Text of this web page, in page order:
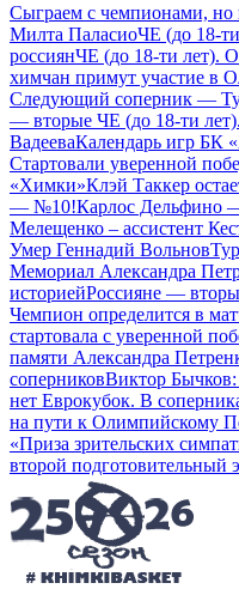
Сыграем с чемпионами, но
Милта ПаласиоЧЕ (до 18-
россиянЧЕ (до 18-ти лет).
химчан примут участие в
Следующий соперник —
— вторые ЧЕ (до 18-ти
ВадееваКалендарь игр БК
Стартовали уверенной
«Химки»Клэй Таккер
— №10!Карлос Дельфино
Мелещенко – ассистент
Умер Геннадий Вольнов
Мемориал Александра
историейРоссияне —
Чемпион определится в
стартовала с уверенной
памяти Александра
соперниковВиктор Бычков:
нет Еврокубок. В
на пути к Олимпийскому
«Приза зрительских
второй подготовительный